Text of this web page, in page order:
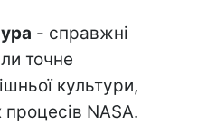
- справжні
точне
культури,
процесів NASA.